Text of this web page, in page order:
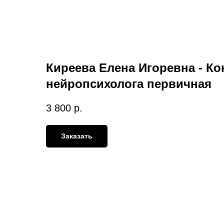
Киреева Елена Игоревна -
нейропсихолога первичная
3 800 р.
Заказать